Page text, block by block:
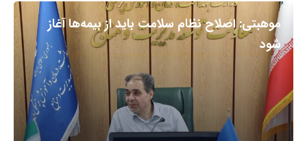
موهبتی: اصلاح نظام سلامت باید از بیمه‌ها آغاز
شود